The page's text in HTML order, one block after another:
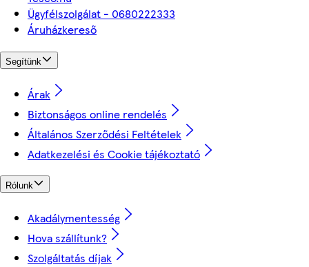
Ügyfélszolgálat - 0680222333
Áruházkereső
Segítünk
Árak
Biztonságos online rendelés
Általános Szerződési Feltételek
Adatkezelési és Cookie tájékoztató
Rólunk
Akadálymentesség
Hova szállítunk?
Szolgáltatás díjak